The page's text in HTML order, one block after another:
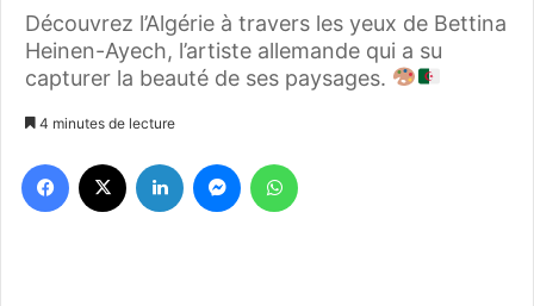
Découvrez l’Algérie à travers les yeux de Bettina
Heinen-Ayech, l’artiste allemande qui a su
capturer la beauté de ses paysages.
4 minutes de lecture